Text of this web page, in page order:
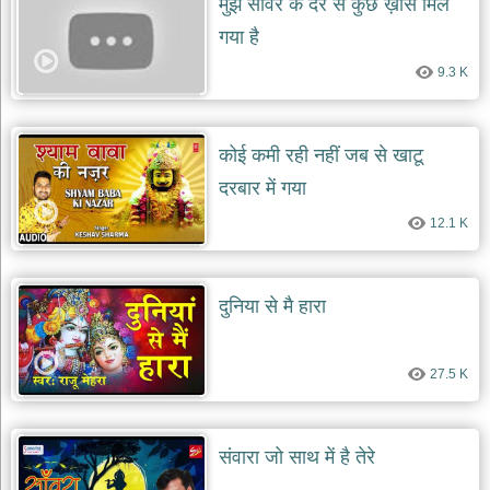
भक्ति
patriotic
खाटू
श्याम
भजन
khatu
shaym
bhajans
रानी
सती
दादी
भजन
rani
sati
dadi
बावा
लाल
मुझे सांवरे के दर से कुछ ख़ास मिल
गया है
9.3 K
कोई कमी रही नहीं जब से खाटू
दरबार में गया
12.1 K
दुनिया से मै हारा
27.5 K
संवारा जो साथ में है तेरे